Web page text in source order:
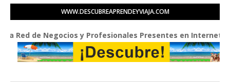
WWW.DESCUBREAPRENDEYVIAJA.COM
de Negocios y Profesionales Presentes en Internet